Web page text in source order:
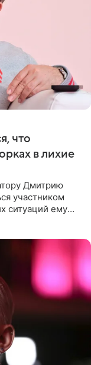
что
в лихие
Дмитрию
участником
ситуаций ему